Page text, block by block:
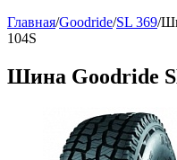
Главная/Goodride/SL 369/
104S
Шина Goodride